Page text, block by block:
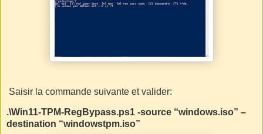
Saisir la commande suivante et valider:
.\Win11-TPM-RegBypass.ps1 -source “windows.iso” –
destination “windowstpm.iso”